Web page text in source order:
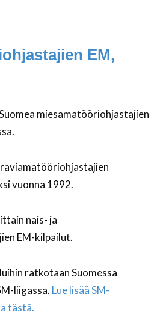
EM,
miesamatööriohjastajien
vuonna 1992.
nais- ja
EM-kilpailut.
ratkotaan Suomessa
liigassa. Lue lisää SM-
tästä.